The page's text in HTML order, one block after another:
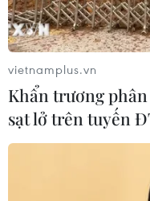
vietnamplus.vn
Khẩn trương
sạt lở trên tuyến